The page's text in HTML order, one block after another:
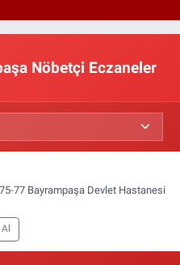
Nöbetçi Eczaneler
77 Bayrampaşa Devlet Hastanesi